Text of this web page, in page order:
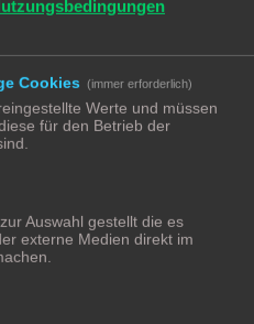
Boards löschen möchtest?
Alle Zeiten sindUTC+02:00
Software © phpBB Limited
durchphpBB.de
Cookies (immer erforderlich)
Werte und müssen
für den Betrieb der
Auswahl gestellt die es
externe Medien direkt im